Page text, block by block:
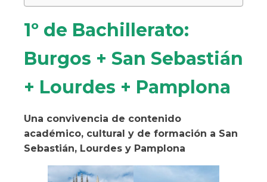
1º de Bachillerato:
Burgos + San Sebastián
+ Lourdes + Pamplona
Una convivencia de contenido
académico, cultural y de formación a San
Sebastián, Lourdes y Pamplona